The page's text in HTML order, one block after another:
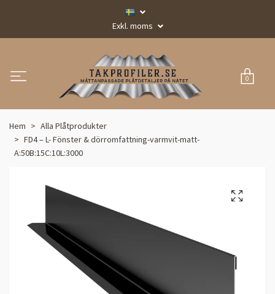
Exkl. moms
0
Hem
Alla Plåtprodukter
FD4 – L- Fönster & dörromfattning-varmvit-matt-
A:50B:15C:10L:3000